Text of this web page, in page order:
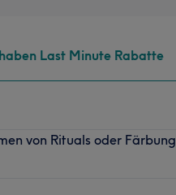
Last Minute Rabatte
von Rituals oder Färbung